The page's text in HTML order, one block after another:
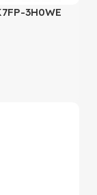
3H0WE